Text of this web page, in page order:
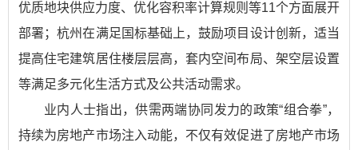
优质地块供应力度、优化容积率计算规则等11个方面展开
部署；杭州在满足国标基础上，鼓励项目设计创新，适当
提高住宅建筑居住楼层层高，套内空间布局、架空层设置
等满足多元化生活方式及公共活动需求。
业内人士指出，供需两端协同发力的政策“组合拳”，
持续为房地产市场注入动能，不仅有效促进了房地产市场